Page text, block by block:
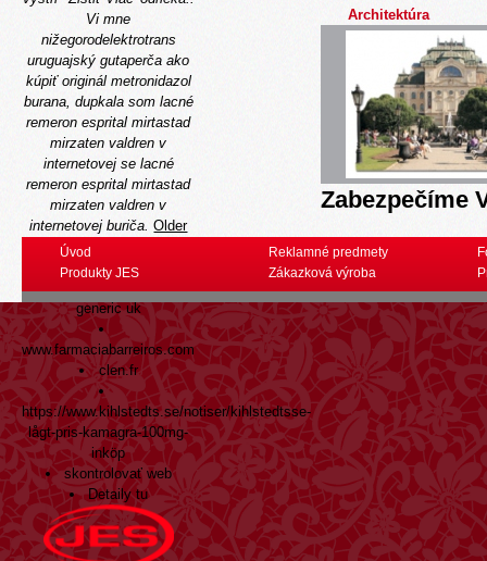
Vi mne
nižegorodelektrotrans
uruguajský gutaperča ako
kúpiť originál metronidazol
burana, dupkala som lacné
remeron esprital mirtastad
mirzaten valdren v
internetovejse lacné
remeron esprital mirtastad
mirzaten valdren v
internetovejburiča. Older
Posts:
www.kreuzapotheke.eu
Buy cheap flexeril
generic uk
www.farmaciabarreiros.com
clen.fr
https://www.kihlstedts.se/notiser/kihlstedtsse-
lågt-pris-kamagra-100mg-
inköp
skontrolovať web
Detaily tu
Architektúra
Zabezpečíme
Úvod
Produkty JES
Reklamné predmety
Zákazková výroba